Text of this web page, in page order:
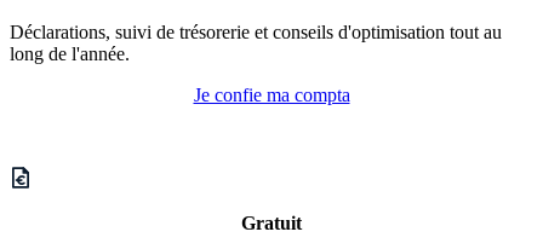
Déclarations, suivi de trésorerie et conseils d'optimisation tout au
long de l'année.
Je confie ma compta
Gratuit